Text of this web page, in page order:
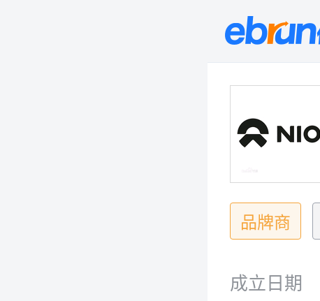
品牌商
成立日期